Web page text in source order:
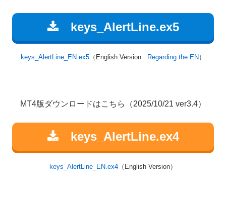
keys_AlertLine.ex5
keys_AlertLine_EN.ex5 （English Version : Regarding the EN ）
MT4版ダウンロードはこちら（2025/10/21 ver3.4）
keys_AlertLine.ex4
keys_AlertLine_EN.ex4 （English Version）